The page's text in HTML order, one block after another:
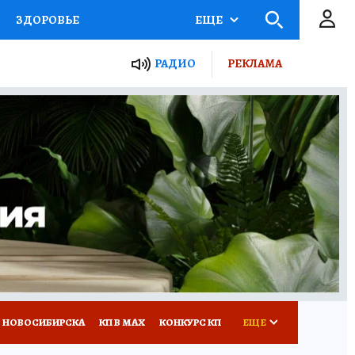
ЗДОРОВЬЕ
Я ЗНАЮ СЕМЬЯ
СЕРИАЛЫ
ВСЕ О КП РАДИО КП
ЕЩЕ
РАДИО РЕКЛАМА
КП В МАХ КОНКУРС КП ЕЩЕ